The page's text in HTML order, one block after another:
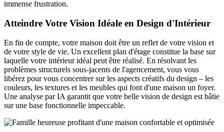
immense frustration.
Atteindre Votre Vision Idéale en Design d'Intérieur
En fin de compte, votre maison doit être un reflet de votre vision et
de votre style de vie. Un excellent plan d'étage constitue la base sur
laquelle votre intérieur idéal peut être réalisé. En résolvant les
problèmes structurels sous-jacents de l'agencement, vous vous
libérez pour vous concentrer sur les aspects créatifs du design – les
couleurs, les textures et les meubles qui font d'une maison un foyer.
Une analyse par IA garantit que votre belle vision de design est bâtie
sur une base fonctionnelle impeccable.